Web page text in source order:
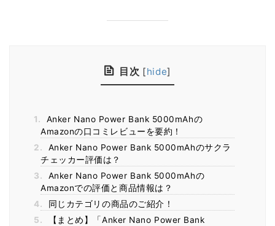
目次 [hide]
1.
Anker Nano Power Bank 5000mAhの
Amazonの口コミレビューを要約！
2.
Anker Nano Power Bank 5000mAhのサクラ
チェッカー評価は？
3.
Anker Nano Power Bank 5000mAhの
Amazonでの評価と商品情報は？
4.
同じカテゴリの商品のご紹介！
5.
【まとめ】「Anker Nano Power Bank